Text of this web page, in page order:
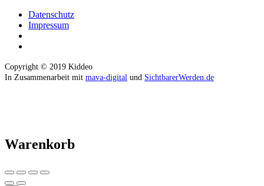
Datenschutz
Impressum
Copyright © 2019 Kiddeo
In Zusammenarbeit mit mava-digital und SichtbarerWerden.de
Warenkorb